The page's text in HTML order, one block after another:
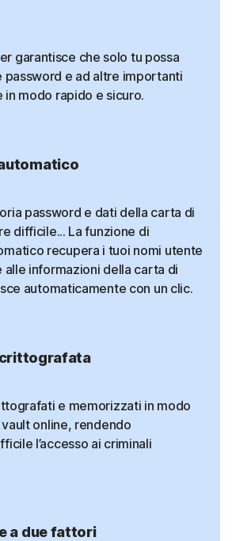
garantisce che solo tu possa
password e ad altre importanti
in modo rapido e sicuro.
password e dati della carta di
difficile... La funzione di
recupera i tuoi nomi utente
alle informazioni della carta di
automaticamente con un clic.
e memorizzati in modo
online, rendendo
l’accesso ai criminali
a due fattori